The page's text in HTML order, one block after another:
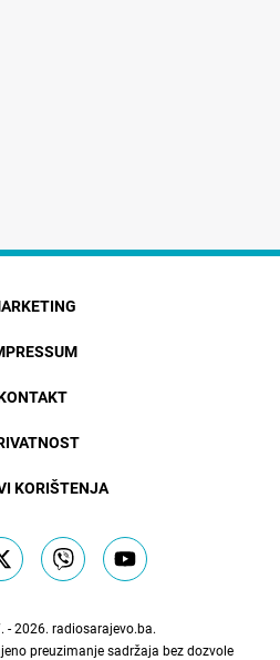
KORIŠTENJA
- 2026. radiosarajevo.ba.
preuzimanje sadržaja bez dozvole